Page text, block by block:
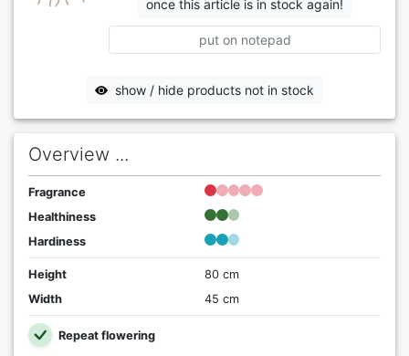
once this article is in stock again!
put on notepad
show / hide products not in stock
Overview ...
Fragrance
Healthiness
Hardiness
Height
80 cm
Width
45 cm
Repeat flowering